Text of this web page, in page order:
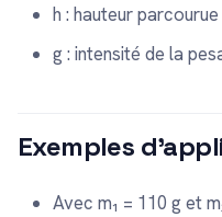
h : hauteur parcourue
g : intensité de la
Exemples
Avec m₁ = 110 g et